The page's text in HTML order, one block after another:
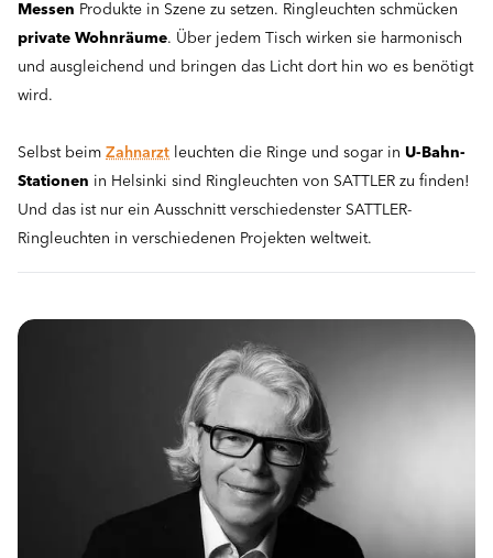
Messen Produkte in Szene zu setzen. Ringleuchten schmücken
private Wohnräume. Über jedem Tisch wirken sie harmonisch
und ausgleichend und bringen das Licht dort hin wo es benötigt
wird.
Selbst beim Zahnarzt leuchten die Ringe und sogar in U-Bahn-
Stationen in Helsinki sind Ringleuchten von SATTLER zu finden!
Und das ist nur ein Ausschnitt verschiedenster SATTLER-
Ringleuchten in verschiedenen Projekten weltweit.